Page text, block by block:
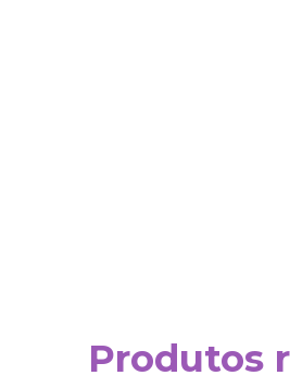
Produtos